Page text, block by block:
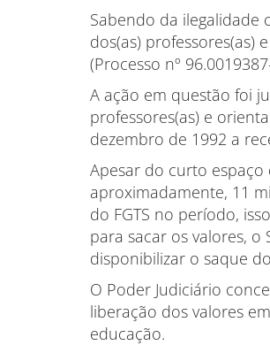
Sabendo da ilegalidade
dos(as) professores(as)
(Processo nº
A ação em questão foi
professores(as) e
dezembro de 1992 a
Apesar do curto
aproximadamente, 11
do FGTS no período,
para sacar os valores, o
disponibilizar o saque
O Poder Judiciário
liberação dos valores
educação.